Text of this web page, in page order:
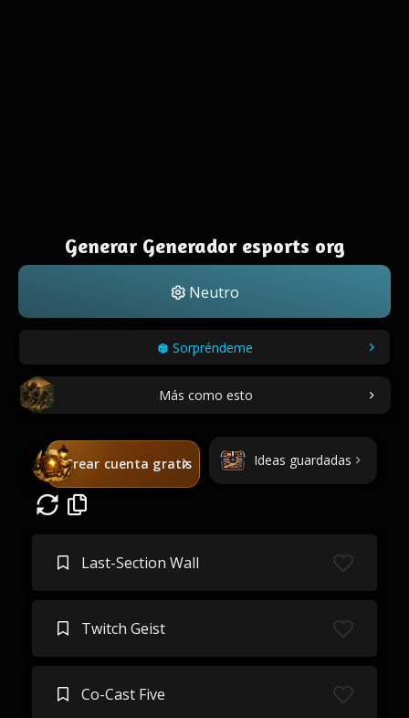
Generar Generador esports org
Neutro
Sorpréndeme
Más como esto
Crear cuenta gratis Ideas guardadas
Last-Section Wall
Twitch Geist
Co-Cast Five